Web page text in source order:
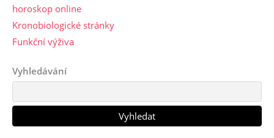
horoskop online
Kronobiologické stránky
Funkční výživa
Vyhledávání